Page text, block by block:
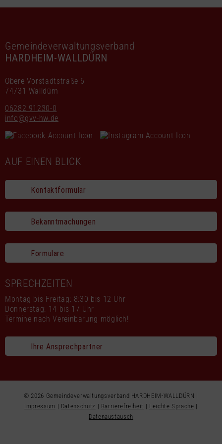
Gemeindeverwaltungsverband
HARDHEIM-WALLDÜRN
Obere Vorstadtstraße 6
74731 Walldürn
06282 91230-0
info@gvv-hw.de
AUF EINEN BLICK
Kontaktformular
Bekanntmachungen
Formulare
SPRECHZEITEN
Montag bis Freitag: 8:30 bis 12 Uhr
Donnerstag: 14 bis 17 Uhr
Termine nach Vereinbarung möglich!
Ihre Ansprechpartner
© 2026 Gemeindeverwaltungsverband HARDHEIM-WALLDÜRN |
Impressum | Datenschutz | Barrierefreiheit | Leichte Sprache |
Datenaustausch